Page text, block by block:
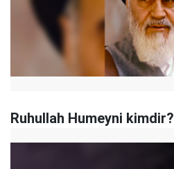
Ruhullah Humeyni kimdir?